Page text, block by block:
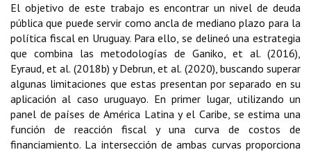
El objetivo de este trabajo es encontrar un nivel de deuda
pública que puede servir como ancla de mediano plazo para la
política fiscal en Uruguay. Para ello, se delineó una estrategia
que combina las metodologías de Ganiko, et al. (2016),
Eyraud, et al. (2018b) y Debrun, et al. (2020), buscando superar
algunas limitaciones que estas presentan por separado en su
aplicación al caso uruguayo. En primer lugar, utilizando un
panel de países de América Latina y el Caribe, se estima una
función de reacción fiscal y una curva de costos de
financiamiento. La intersección de ambas curvas proporciona